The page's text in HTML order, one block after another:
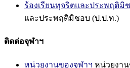
ร้องเรียนทุจริตและประพฤติมิ
และประพฤติมิชอบ (ป.ป.ท.)
ติดต่อจุฬาฯ
หน่วยงานของจุฬาฯ หน่วยงา